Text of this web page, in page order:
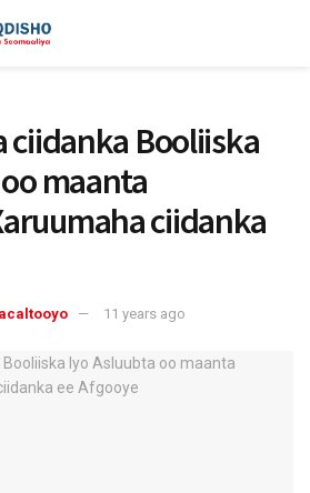
ciidanka Booliiska
maanta
ciidanka
11 years ago